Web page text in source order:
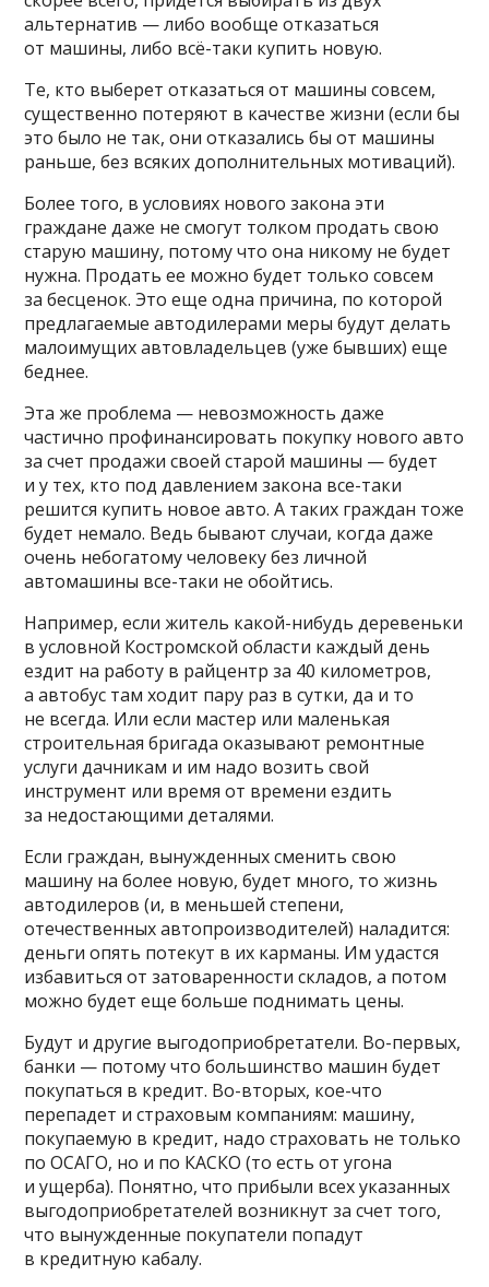
альтернатив — либо вообще отказаться
от машины, либо всё-таки купить новую.
Те, кто выберет отказаться от машины совсем,
существенно потеряют в качестве жизни (если бы
это было не так, они отказались бы от машины
раньше, без всяких дополнительных мотиваций).
Более того, в условиях нового закона эти
граждане даже не смогут толком продать свою
старую машину, потому что она никому не будет
нужна. Продать ее можно будет только совсем
за бесценок. Это еще одна причина, по которой
предлагаемые автодилерами меры будут делать
малоимущих автовладельцев (уже бывших) еще
беднее.
Эта же проблема — невозможность даже
частично профинансировать покупку нового авто
за счет продажи своей старой машины — будет
и у тех, кто под давлением закона все-таки
решится купить новое авто. А таких граждан тоже
будет немало. Ведь бывают случаи, когда даже
очень небогатому человеку без личной
автомашины все-таки не обойтись.
Например, если житель какой-нибудь деревеньки
в условной Костромской области каждый день
ездит на работу в райцентр за 40 километров,
а автобус там ходит пару раз в сутки, да и то
не всегда. Или если мастер или маленькая
строительная бригада оказывают ремонтные
услуги дачникам и им надо возить свой
инструмент или время от времени ездить
за недостающими деталями.
Если граждан, вынужденных сменить свою
машину на более новую, будет много, то жизнь
автодилеров (и, в меньшей степени,
отечественных автопроизводителей) наладится:
деньги опять потекут в их карманы. Им удастся
избавиться от затоваренности складов, а потом
можно будет еще больше поднимать цены.
Будут и другие выгодоприобретатели. Во-первых,
банки — потому что большинство машин будет
покупаться в кредит. Во-вторых, кое-что
перепадет и страховым компаниям: машину,
покупаемую в кредит, надо страховать не только
по ОСАГО, но и по КАСКО (то есть от угона
и ущерба). Понятно, что прибыли всех указанных
выгодоприобретателей возникнут за счет того,
что вынужденные покупатели попадут
в кредитную кабалу.